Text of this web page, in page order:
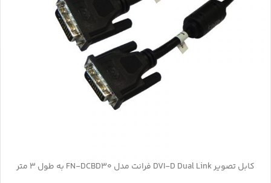
کابل تصویر DVI-D Dual Link فرانت مدل FN-DCBD30 به طول 3 متر